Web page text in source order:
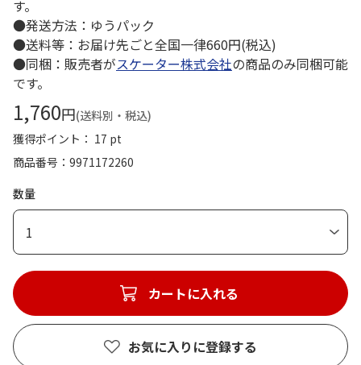
す。
●発送方法：ゆうパック
●送料等：お届け先ごと全国一律660円(税込)
●同梱：販売者がスケーター株式会社の商品のみ同梱可能
です。
1,760円(送料別・税込)
獲得ポイント： 17 pt
商品番号
9971172260
数量
1
カートに入れる
お気に入りに登録する